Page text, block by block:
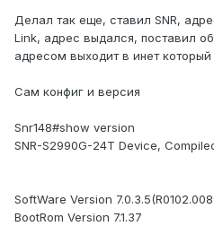
Делал так еще, ставил SNR,
Link, адрес выдался, поставил
адресом выходит в инет
Сам конфиг и версия
Snr148#show version
SNR-S2990G-24T Device,
SoftWare Version
BootRom Version 7.1.37